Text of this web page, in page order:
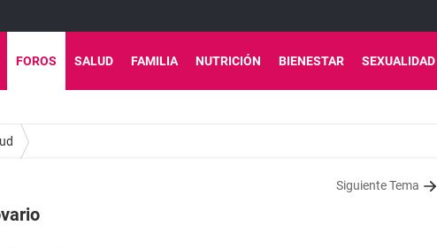
FOROS SALUD FAMILIA NUTRICIÓN BIENESTAR SEXUALIDAD
Siguiente Tema